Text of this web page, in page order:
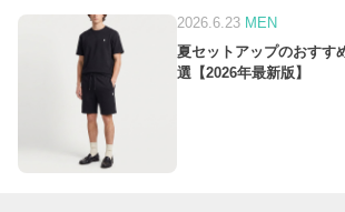
2026.6.23 MEN
夏セットアップのおすす
選【2026年最新版】